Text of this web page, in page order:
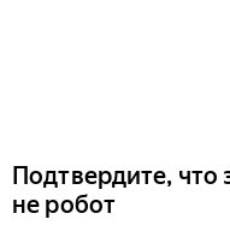
Подтвердите, что
не робот